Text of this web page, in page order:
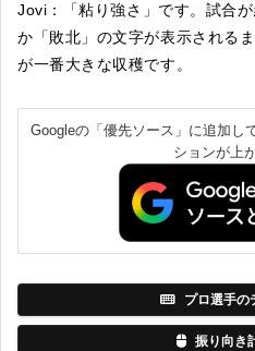
Jovi：「粘り強さ」です。試合
か「敗北」の文字が表示される
が一番大きな収穫です。
Googleの「優先ソース」に追加し
ションが上
プロ選手の
振り向き